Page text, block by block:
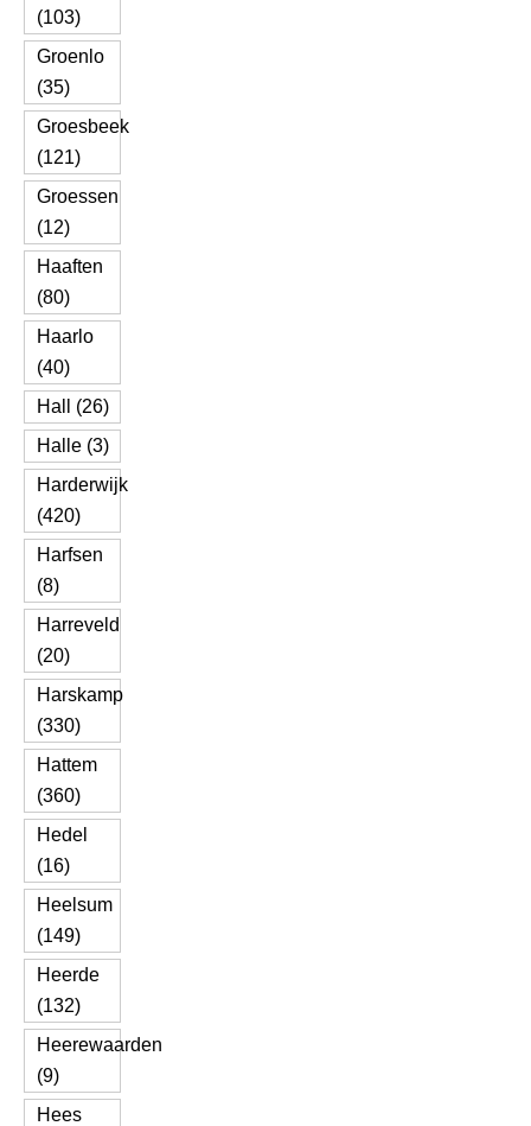
(103)
Groenlo
(35)
Groesbeek
(121)
Groessen
(12)
Haaften
(80)
Haarlo
(40)
Hall (26)
Halle (3)
Harderwijk
(420)
Harfsen
(8)
Harreveld
(20)
Harskamp
(330)
Hattem
(360)
Hedel
(16)
Heelsum
(149)
Heerde
(132)
Heerewaarden
(9)
Hees